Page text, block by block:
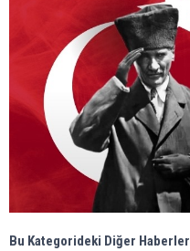
Bu Kategorideki Diğer Haberler